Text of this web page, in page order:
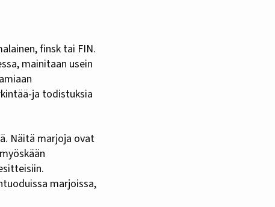
finsk tai FIN.
mainitaan usein
ja todistuksia
Näitä marjoja ovat
marjoissa,